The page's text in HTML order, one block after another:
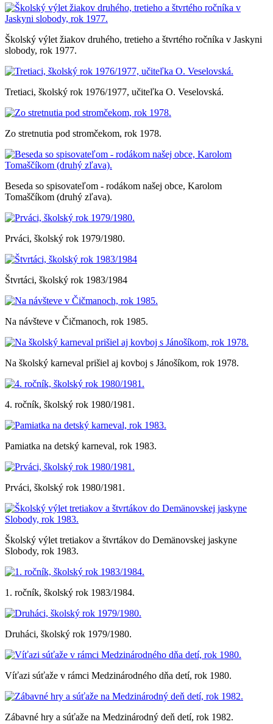
Školský výlet žiakov druhého, tretieho a štvrtého ročníka v Jaskyni
slobody, rok 1977.
Tretiaci, školský rok 1976/1977, učiteľka O. Veselovská.
Zo stretnutia pod stromčekom, rok 1978.
Beseda so spisovateľom - rodákom našej obce, Karolom
Tomaščíkom (druhý zľava).
Prváci, školský rok 1979/1980.
Štvrtáci, školský rok 1983/1984
Na návšteve v Čičmanoch, rok 1985.
Na školský karneval prišiel aj kovboj s Jánošíkom, rok 1978.
4. ročník, školský rok 1980/1981.
Pamiatka na detský karneval, rok 1983.
Prváci, školský rok 1980/1981.
Školský výlet tretiakov a štvrtákov do Demänovskej jaskyne
Slobody, rok 1983.
1. ročník, školský rok 1983/1984.
Druháci, školský rok 1979/1980.
Víťazi súťaže v rámci Medzinárodného dňa detí, rok 1980.
Zábavné hry a súťaže na Medzinárodný deň detí, rok 1982.